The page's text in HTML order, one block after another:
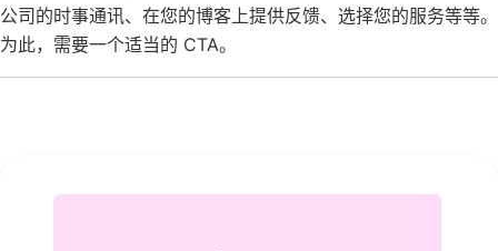
公司的时事通讯、在您的博客上提供反馈、选择您的服务等等。
为此，需要一个适当的 CTA。